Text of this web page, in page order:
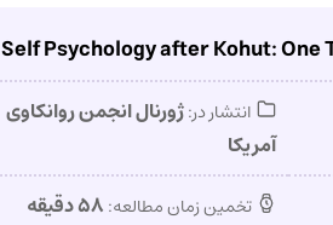
Self Psychology after Kohut: One
انتشار در:ژورنال انجمن روانکاوی
آمریکا
تخمین زمان مطالعه: ۵۸ دقیقه